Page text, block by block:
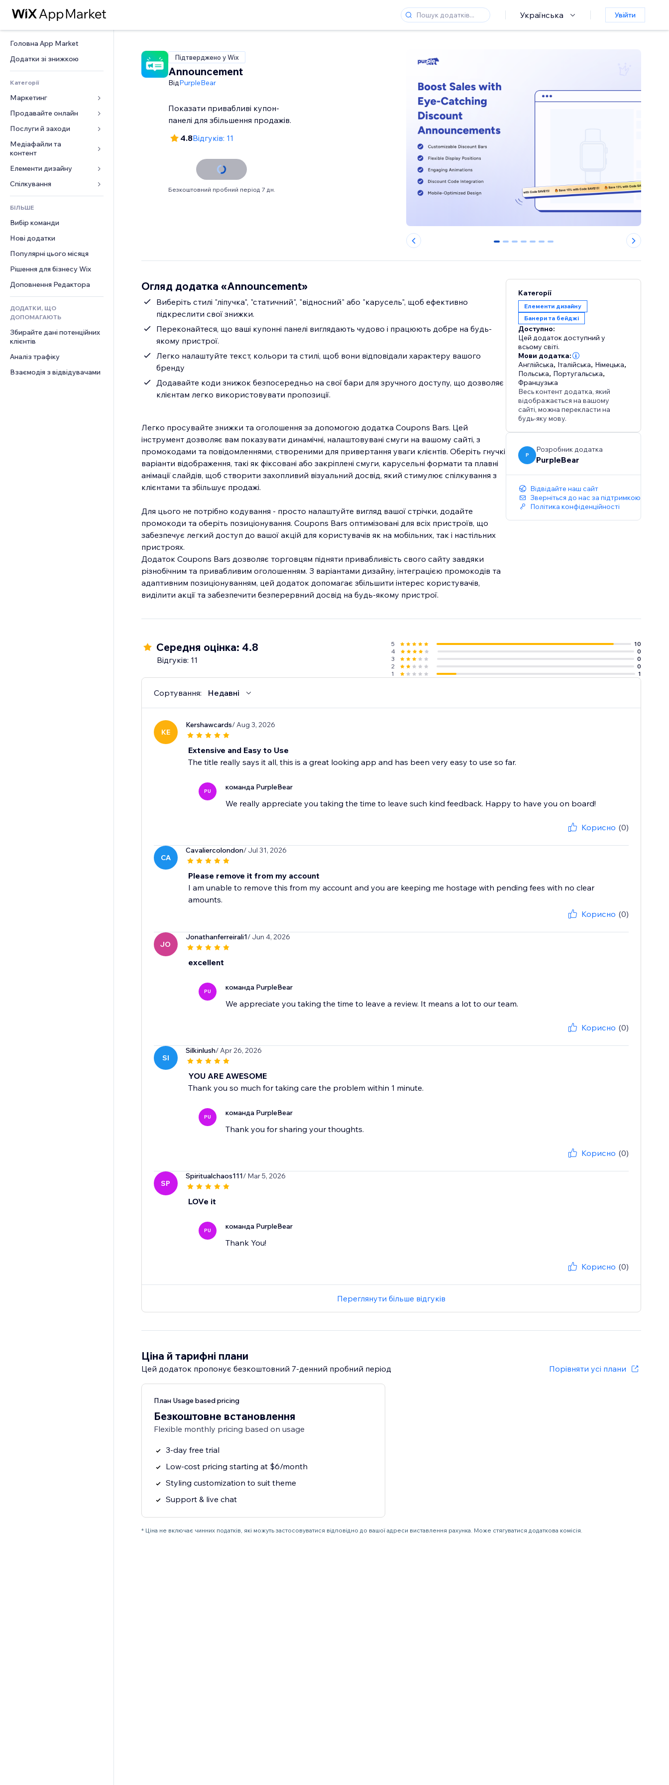
Українська Увійти
Головна App Market
Додатки зі знижкою
Категорії
Маркетинг
Реклама
Мобільний
Аналітика
Соцмережі
SEO
Залучення
Розміщення сайту
Ел. пошта
Конверсія
Продавайте онлайн
Додатки для магазинів
Надсилання та доставка
Кнопки продажу
Онлайн‑курси
Друк на замовлення
Бухгалтерський облік
Купони й лояльність
Рішення для складів
Дропшипінг
Тарифні плани й підписки
Краудфандинг
Їжа та напої
Послуги й заходи
Готелі
Заходи
Ресторани
Нерухомість
Медіафайли та
контент
Галерея
Музика
Подкасти
Фотографія
Відео
PDF
Обмін файлами
Новини
Елементи дизайну
Карти й навігація
Конфіденційність і безпека
Годинник
Шаблони сторінок
Ефекти зображення
Кнопки та меню
Банери та бейджі
Калькулятори
Пошук
Погода
Графіки й таблиці
Форми
Опитування
Чат
Коментарі
Телефон
Спільнота
Відгуки
CRM
БІЛЬШЕ
Вибір команди
Нові додатки
Популярні цього місяця
Рішення для бізнесу Wix
Доповнення Редактора
ДОДАТКИ, ЩО
ДОПОМАГАЮТЬ
Збирайте дані потенційних
клієнтів
Аналіз трафіку
Взаємодія з відвідувачами
Підтверджено у Wix
Announcement
ВідPurpleBear
Показати привабливі купон-
панелі для збільшення продажів.
4.8Відгуків: 11
Безкоштовний пробний період 7 дн.
0 1 2 3 4 5 6
Огляд додатка «Announcement»
Виберіть стилі "ліпучка", "статичний", "відносний" або "карусель", щоб ефективно
підкреслити свої знижки.
Переконайтеся, що ваші купонні панелі виглядають чудово і працюють добре на будь-
якому пристрої.
Легко налаштуйте текст, кольори та стилі, щоб вони відповідали характеру вашого
бренду
Додавайте коди знижок безпосередньо на свої бари для зручного доступу, що дозволяє
клієнтам легко використовувати пропозиції.
Легко просувайте знижки та оголошення за допомогою додатка Coupons Bars. Цей
інструмент дозволяє вам показувати динамічні, налаштовувані смуги на вашому сайті, з
промокодами та повідомленнями, створеними для привертання уваги клієнтів. Оберіть гнучкі
варіанти відображення, такі як фіксовані або закріплені смуги, карусельні формати та плавні
анімації слайдів, щоб створити захопливий візуальний досвід, який стимулює спілкування з
клієнтами та збільшує продажі.
Для цього не потрібно кодування - просто налаштуйте вигляд вашої стрічки, додайте
промокоди та оберіть позиціонування. Coupons Bars оптимізовані для всіх пристроїв, що
забезпечує легкий доступ до вашої акцій для користувачів як на мобільних, так і настільних
пристроях.
Додаток Coupons Bars дозволяє торговцям підняти привабливість свого сайту завдяки
різнобічним та привабливим оголошенням. З варіантами дизайну, інтеграцією промокодів та
адаптивним позиціонуванням, цей додаток допомагає збільшити інтерес користувачів,
виділити акції та забезпечити безперервний досвід на будь-якому пристрої.
Категорії
Елементи дизайну
Банери та бейджі
Доступно:
Цей додаток доступний у
всьому світі.
Мови додатка:
Англійська, Італійська, Німецька,
Польська, Португальська,
Французька
Весь контент додатка, який
відображається на вашому
сайті, можна перекласти на
будь-яку мову.
P
Розробник додатка
PurpleBear
Відвідайте наш сайт
Зверніться до нас за підтримкою
Політика конфіденційності
Середня оцінка: 4.8
Відгуків: 11
5
10
4
0
3
0
2
0
1
1
Сортування: Недавні
KE
Kershawcards/ Aug 3, 2026
Extensive and Easy to Use
The title really says it all, this is a great looking app and has been very easy to use so far.
PU команда PurpleBear
We really appreciate you taking the time to leave such kind feedback. Happy to have you on board!
Корисно (0)
CA
Cavaliercolondon/ Jul 31, 2026
Please remove it from my account
I am unable to remove this from my account and you are keeping me hostage with pending fees with no clear
amounts.
Корисно (0)
JO
Jonathanferreirali1/ Jun 4, 2026
excellent
PU команда PurpleBear
We appreciate you taking the time to leave a review. It means a lot to our team.
Корисно (0)
SI
Silkinlush/ Apr 26, 2026
YOU ARE AWESOME
Thank you so much for taking care the problem within 1 minute.
PU команда PurpleBear
Thank you for sharing your thoughts.
Корисно (0)
SP
Spiritualchaos111/ Mar 5, 2026
LOVe it
PU команда PurpleBear
Thank You!
Корисно (0)
Переглянути більше відгуків
Ціна й тарифні плани
Цей додаток пропонує безкоштовний 7‑денний пробний період Порівняти усі плани
План Usage based pricing
Безкоштовне встановлення
Flexible monthly pricing based on usage
3-day free trial
Low-cost pricing starting at $6/month
Styling customization to suit theme
Support & live chat
* Ціна не включає чинних податків, які можуть застосовуватися відповідно до вашої адреси виставлення рахунка. Може стягуватися додаткова комісія.